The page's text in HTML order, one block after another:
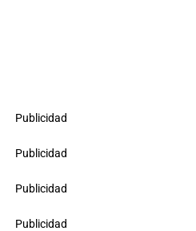
Publicidad
Publicidad
Publicidad
Publicidad